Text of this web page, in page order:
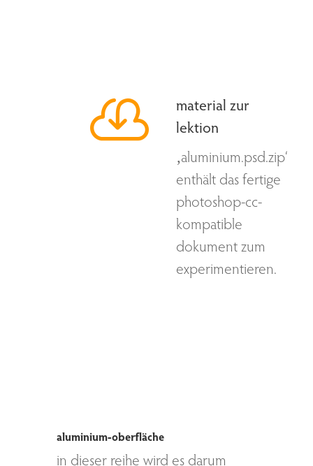

material zur
lektion
‚aluminium.psd.zip‘
enthält das fertige
photoshop-cc-
kompatible
dokument zum
experimentieren.
aluminium-oberfläche
in dieser reihe wird es darum